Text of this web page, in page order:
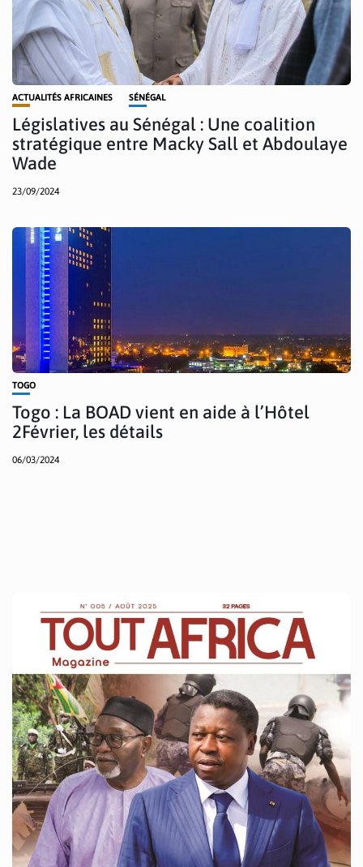
ACTUALITÉS AFRICAINES SÉNÉGAL
Législatives au Sénégal : Une coalition
stratégique entre Macky Sall et Abdoulaye
Wade
23/09/2024
TOGO
Togo : La BOAD vient en aide à l’Hôtel
2Février, les détails
06/03/2024